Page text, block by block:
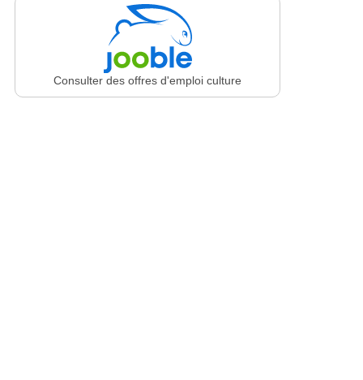
Consulter des offres d'emploi culture